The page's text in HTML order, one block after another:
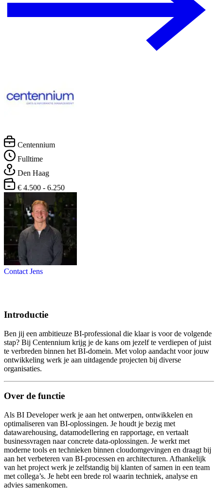
Centennium
Fulltime
Den Haag
€ 4.500 - 6.250
Contact Jens
Introductie
Ben jij een ambitieuze BI-professional die klaar is voor de volgende
stap? Bij Centennium krijg je de kans om jezelf te verdiepen of juist
te verbreden binnen het BI-domein. Met volop aandacht voor jouw
ontwikkeling werk je aan uitdagende projecten bij diverse
organisaties.
Over de functie
Als BI Developer werk je aan het ontwerpen, ontwikkelen en
optimaliseren van BI-oplossingen. Je houdt je bezig met
datawarehousing, datamodellering en rapportage, en vertaalt
businessvragen naar concrete data-oplossingen. Je werkt met
moderne tools en technieken binnen cloudomgevingen en draagt bij
aan het verbeteren van BI-processen en architecturen. Afhankelijk
van het project werk je zelfstandig bij klanten of samen in een team
met collega’s. Je hebt een brede rol waarin techniek, analyse en
advies samenkomen.